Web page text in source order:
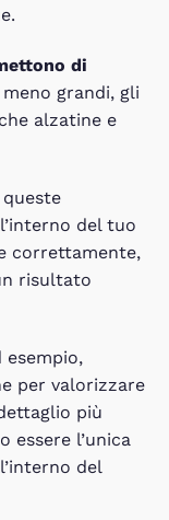
di
grandi, gli
alzatine e
queste
del tuo
correttamente,
risultato
esempio,
per valorizzare
più
essere l’unica
del